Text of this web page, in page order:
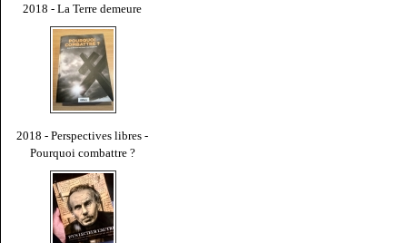
2018 - La Terre demeure
2018 - Perspectives libres -
Pourquoi combattre ?